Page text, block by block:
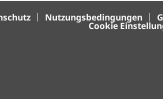
Nutzungsbedingungen
Cookie